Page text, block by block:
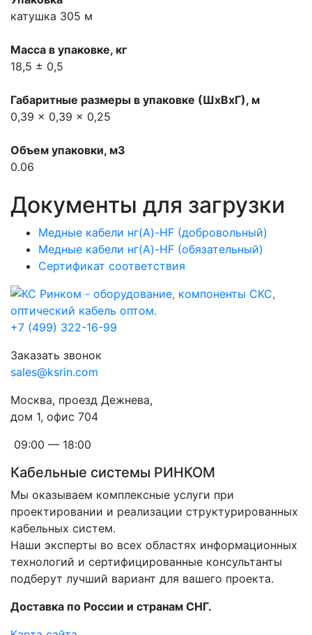
катушка 305 м
Масса в упаковке, кг
18,5 ± 0,5
Габаритные размеры в упаковке (ШхВхГ), м
0,39 x 0,39 x 0,25
Объем упаковки, м3
0.06
Документы для загрузки
Медные кабели нг(A)-HF (добровольный)
Медные кабели нг(A)-HF (обязательный)
Сертификат соответствия
+7 (499) 322-16-99
Заказать звонок
sales@ksrin.com
Москва, проезд Дежнева,
дом 1, офис 704
09:00 — 18:00
Кабельные системы РИНКОМ
Мы оказываем комплексные услуги при
проектировании и реализации структурированных
кабельных систем.
Наши эксперты во всех областях информационных
технологий и сертифицированные консультанты
подберут лучший вариант для вашего проекта.
Доставка по России и странам СНГ.